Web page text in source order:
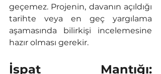
geçemez. Projenin, davanın açıldığı
tarihte veya en geç yargılama
aşamasında bilirkişi incelemesine
hazır olması gerekir.
İspat Mantığı: